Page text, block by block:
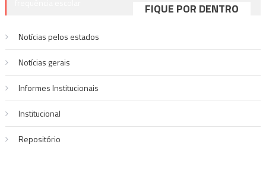
FIQUE POR DENTRO
Notícias pelos estados
Notí­cias gerais
Informes Institucionais
Institucional
Repositório